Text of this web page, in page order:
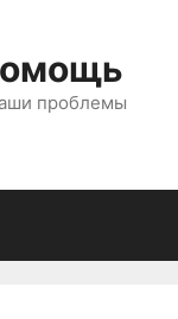
проблемы